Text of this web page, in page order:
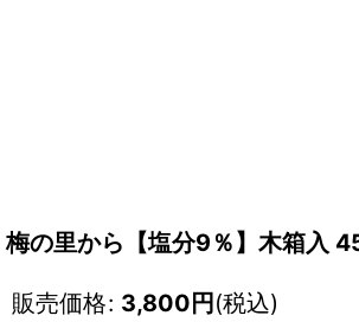
梅の里から【塩分9％】木箱入
販売価格: 3,800 円 (税込)